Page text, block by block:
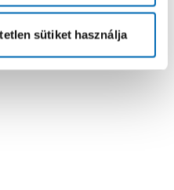
sütiket használja